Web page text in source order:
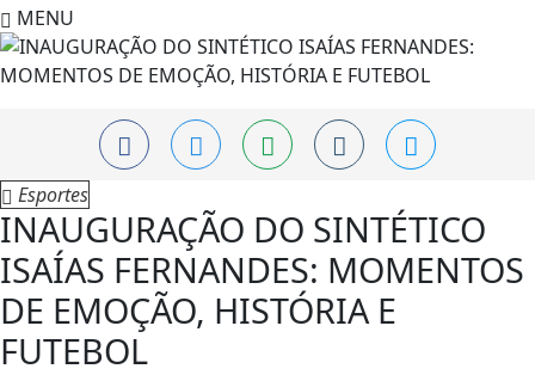
MENU
Esportes
INAUGURAÇÃO DO SINTÉTICO
ISAÍAS FERNANDES: MOMENTOS
DE EMOÇÃO, HISTÓRIA E
FUTEBOL